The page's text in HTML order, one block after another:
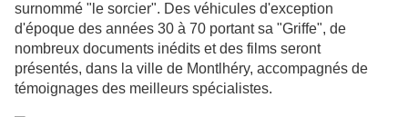
surnommé "le sorcier". Des véhicules d'exception
d'époque des années 30 à 70 portant sa "Griffe", de
nombreux documents inédits et des films seront
présentés, dans la ville de Montlhéry, accompagnés de
témoignages des meilleurs spécialistes.